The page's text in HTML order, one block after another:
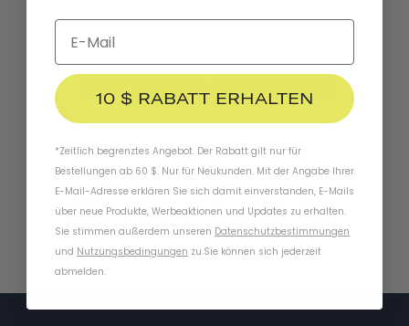
Bleiben Sie In Kontakt
ABONNIEREN
10 $ RABATT ERHALTEN
*Zeitlich begrenztes Angebot. Der Rabatt gilt nur für
Bestellungen ab 60 $. Nur für Neukunden. Mit der Angabe Ihrer
E-Mail-Adresse erklären Sie sich damit einverstanden, E-Mails
über neue Produkte, Werbeaktionen und Updates zu erhalten.
Sie stimmen außerdem unseren Datenschutzbestimmungen
und Nutzungsbedingungen zu.Sie können sich jederzeit
abmelden.